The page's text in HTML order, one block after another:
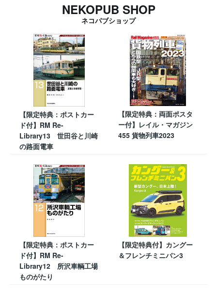
NEKOPUB SHOP
ネコパブショップ
【限定特典：ポストカー
ド付】RM Re-
Library13 世田谷と川崎
の路面電車
【限定特典：両面ポスタ
ー付】レイル・マガジン
455 貨物列車2023
【限定特典：ポストカー
ド付】RM Re-
Library12 所沢車輌工場
ものがたり
【限定特典付】カングー
＆フレンチミニバン3